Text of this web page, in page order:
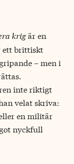
krigär en
ett brittiskt
– men i
inte riktigt
velat skriva:
en militär
nyckfull